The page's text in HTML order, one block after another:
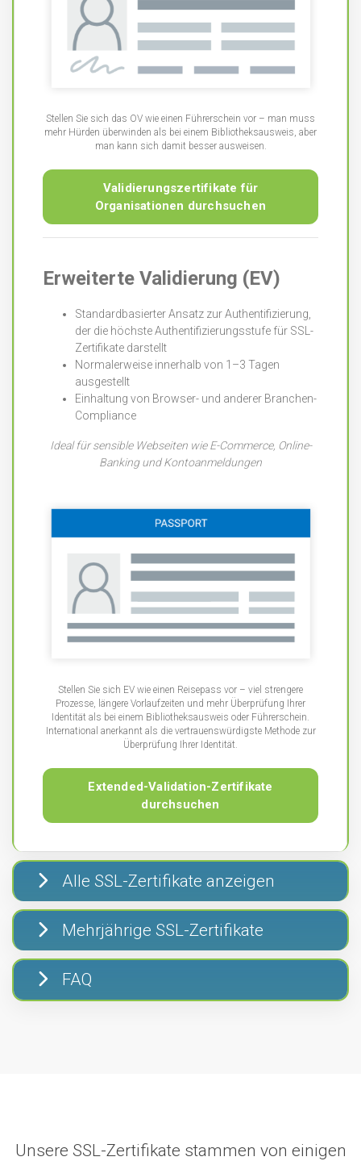
Stellen Sie sich das OV wie einen Führerschein vor – man muss
mehr Hürden überwinden als bei einem Bibliotheksausweis, aber
man kann sich damit besser ausweisen.
Validierungszertifikate für
Organisationen durchsuchen
Erweiterte Validierung (EV)
Standardbasierter Ansatz zur Authentifizierung,
der die höchste Authentifizierungsstufe für SSL-
Zertifikate darstellt
Normalerweise innerhalb von 1–3 Tagen
ausgestellt
Einhaltung von Browser- und anderer Branchen-
Compliance
Ideal für sensible Webseiten wie E-Commerce, Online-
Banking und Kontoanmeldungen
Stellen Sie sich EV wie einen Reisepass vor – viel strengere
Prozesse, längere Vorlaufzeiten und mehr Überprüfung Ihrer
Identität als bei einem Bibliotheksausweis oder Führerschein.
International anerkannt als die vertrauenswürdigste Methode zur
Überprüfung Ihrer Identität.
Extended-Validation-Zertifikate
durchsuchen
Alle SSL-Zertifikate anzeigen
Mehrjährige SSL-Zertifikate
FAQ
Unsere SSL-Zertifikate stammen von einigen